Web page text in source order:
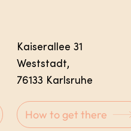
Kaiserallee 31
Weststadt,
76133 Karlsruhe
How to get there